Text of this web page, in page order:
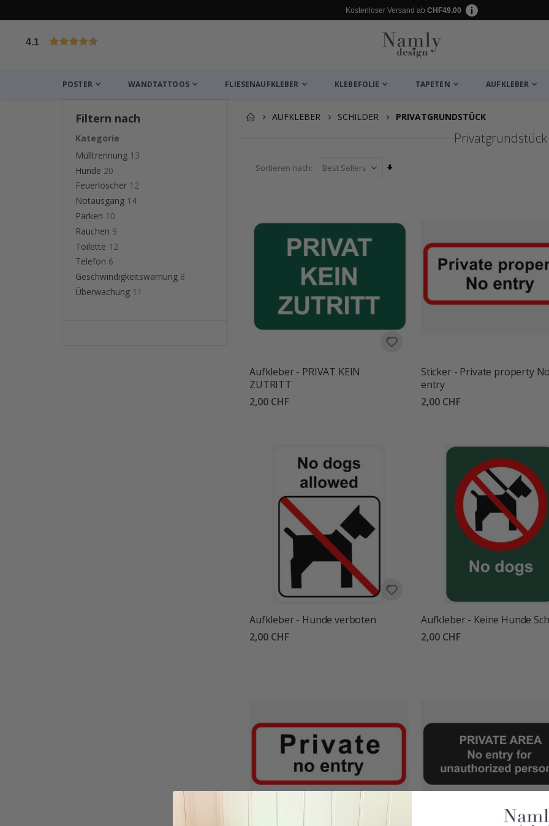
Kostenloser Versand ab CHF49.00
4.1
POSTER WANDTATTOOS FLIESENAUFKLEBER KLEBEFOLIE TAPETEN AUFKLEBER
AUFKLEBER SCHILDER PRIVATGRUNDSTÜCK
Privatgrundstück
Sortieren nach
Aufkleber - PRIVAT KEIN
ZUTRITT
2,00 CHF
Sticker - Private property No
entry
2,00 CHF
Aufkleber - Hunde verboten
2,00 CHF
Aufkleber - Keine Hunde
2,00 CHF
Filtern nach
Kategorie
Mülltrennung 13
Hunde 20
Feuerlöscher 12
Notausgang 14
Parken 10
Rauchen 9
Toilette 12
Telefon 6
Geschwindigkeitswarnung 8
Überwachung 11